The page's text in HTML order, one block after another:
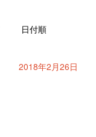
日付順
2018年2月26日